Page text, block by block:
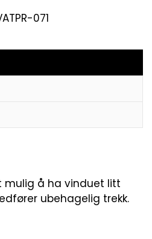
071
mulig å ha vinduet litt
ubehagelig trekk.